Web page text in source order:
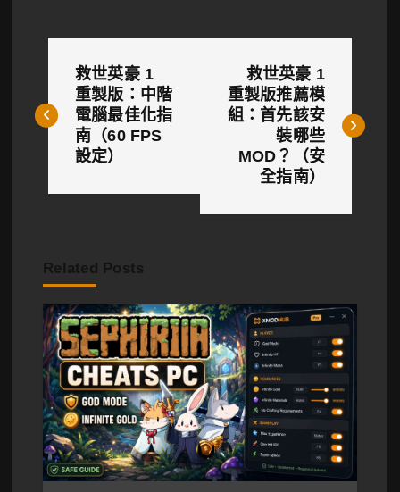
導
救世英豪 1
重製版：中階
電腦最佳化指
南（60 FPS
設定）
救世英豪 1
重製版推薦模
組：首先該安
裝哪些
MOD？（安
全指南）
Related Posts